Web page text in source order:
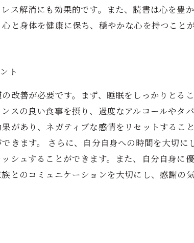
ス解消にも効果的です。また、読書は心を豊
と身体を健康に保ち、穏やかな心を持つことが
ト
改善が必要です。まず、睡眠をしっかりとる
スの良い食事を摂り、過度なアルコールやタ
があり、ネガティブな感情をリセットする
きます。 さらに、自分自身への時間を大切
シュすることができます。また、自分自身
とのコミュニケーションを大切にし、感謝